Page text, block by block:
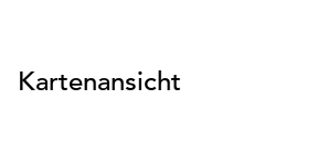
Kartenansicht